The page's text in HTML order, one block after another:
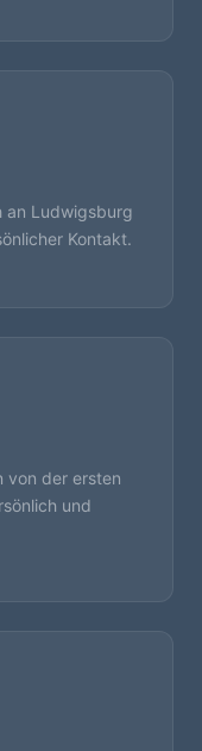
an Ludwigsburg
Kontakt.
von der ersten
und